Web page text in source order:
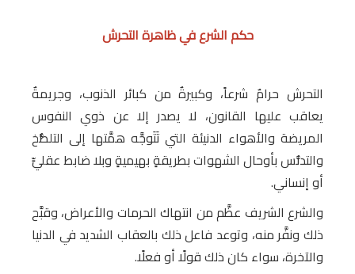
حكم الشرع في ظاهرة التحرش
التحرش حرامٌ شرعاً، وكبيرةٌ من كبائر الذنوب، وجريمةٌ
يعاقب عليها القانون، لا يصدر إلا عن ذوي النفوس
المريضة والأهواء الدنيئة التي تَتَوجَّه همَّتها إلى التلطُّخ
والتدنُّس بأوحال الشهوات بطريقةٍ بهيميةٍ وبلا ضابط عقليٍّ
أو إنساني.
والشرع الشريف عظَّم من انتهاك الحرمات والأعراض، وقبَّح
ذلك ونفَّر منه، وتوعد فاعل ذلك بالعقاب الشديد في الدنيا
والآخرة، سواء كان ذلك قولًا أو فعلًا.